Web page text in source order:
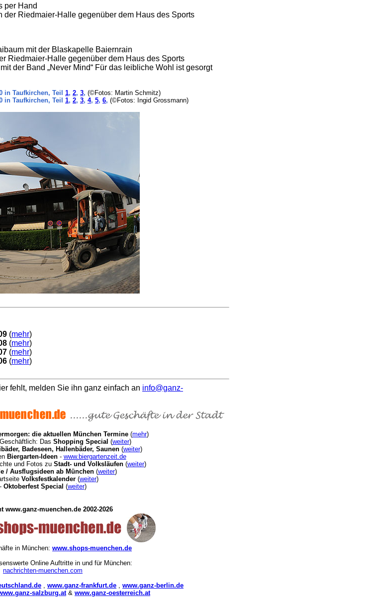
per Hand
Riedmaier-Halle gegenüber dem Haus des Sports
mit der Blaskapelle Baiernrain
Riedmaier-Halle gegenüber dem Haus des Sports
der Band „Never Mind“ Für das leibliche Wohl ist gesorgt
in Taufkirchen, Teil 1, 2, 3, (©Fotos: Martin Schmitz)
in Taufkirchen, Teil 1, 2, 3, 4, 5, 6, (©Fotos: Ingid Grossmann)
(mehr)
(mehr)
(mehr)
(mehr)
fehlt, melden Sie ihn ganz einfach an info@ganz-
die aktuellen München Termine (mehr)
Das Shopping Special (weiter)
Badeseen, Hallenbäder, Saunen(weiter)
Biergarten-Ideen- www.biergartenzeit.de
und Fotos zu Stadt- und Volksläufen (weiter)
/ Ausflugsideen ab München (weiter)
Volksfestkalender(weiter)
- Oktoberfest Special (weiter)
www.ganz-muenchen.de 2002-2026
in München: www.shops-muenchen.de
e Online Auftritte in und für München:
nachrichten-muenchen.com
, www.ganz-frankfurt.de , www.ganz-berlin.de
salzburg.at& www.ganz-oesterreich.at